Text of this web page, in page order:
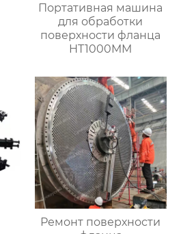
Портативная машина
для обработки
поверхности фланца
HT1000MM
Ремонт поверхности